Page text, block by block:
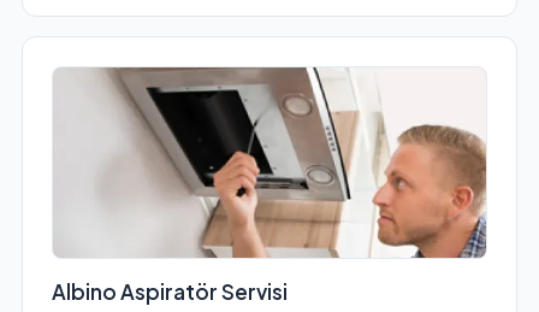
Albino Aspiratör Servisi